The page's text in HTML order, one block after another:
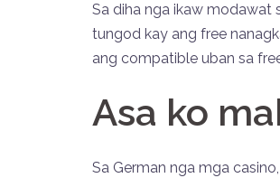
Sa diha nga ikaw modawat
tungod kay ang free
ang compatible uban sa
Asa ko
Sa German nga mga